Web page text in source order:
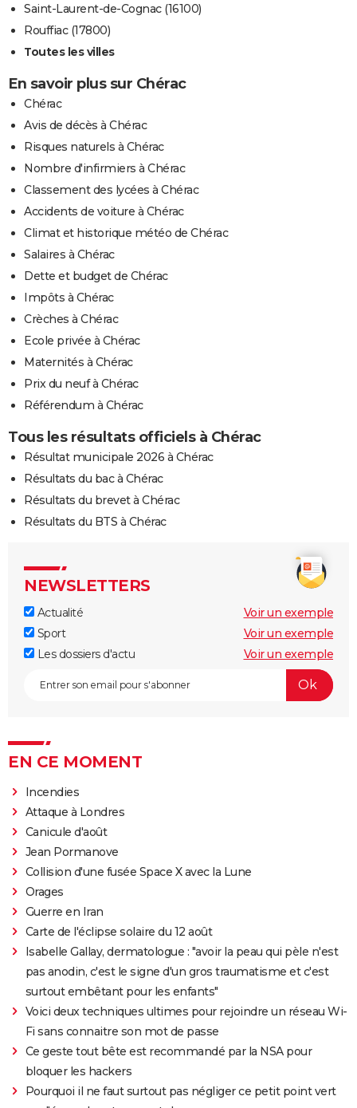
Saint-Laurent-de-Cognac (16100)
Rouffiac (17800)
Toutes les villes
En savoir plus sur Chérac
Chérac
Avis de décès à Chérac
Risques naturels à Chérac
Nombre d'infirmiers à Chérac
Classement des lycées à Chérac
Accidents de voiture à Chérac
Climat et historique météo de Chérac
Salaires à Chérac
Dette et budget de Chérac
Impôts à Chérac
Crèches à Chérac
Ecole privée à Chérac
Maternités à Chérac
Prix du neuf à Chérac
Référendum à Chérac
Tous les résultats officiels à Chérac
Résultat municipale 2026 à Chérac
Résultats du bac à Chérac
Résultats du brevet à Chérac
Résultats du BTS à Chérac
NEWSLETTERS
Actualité
Voir un exemple
Sport
Voir un exemple
Les dossiers d'actu
Voir un exemple
EN CE MOMENT
Incendies
Attaque à Londres
Canicule d'août
Jean Pormanove
Collision d'une fusée Space X avec la Lune
Orages
Guerre en Iran
Carte de l'éclipse solaire du 12 août
Isabelle Gallay, dermatologue : "avoir la peau qui pèle n'est
pas anodin, c'est le signe d'un gros traumatisme et c'est
surtout embêtant pour les enfants"
Voici deux techniques ultimes pour rejoindre un réseau Wi-
Fi sans connaitre son mot de passe
Ce geste tout bête est recommandé par la NSA pour
bloquer les hackers
Pourquoi il ne faut surtout pas négliger ce petit point vert